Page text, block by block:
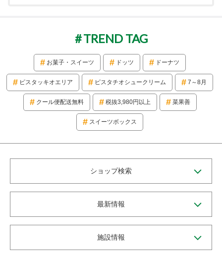
TREND TAG
お菓子・スイーツ ドッツ ドーナツ
ピスタッキオエリア ピスタチオシュークリーム 7～8月
クール便配送無料 税抜3,980円以上 菜果善
スイーツボックス
ショップ検索
最新情報
施設情報